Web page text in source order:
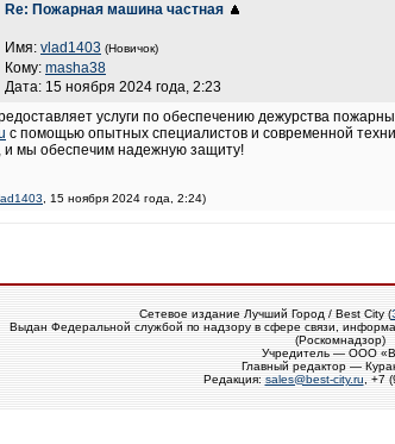
Re: Пожарная машина частная
Имя: vlad1403 (Новичок)
Кому: masha38
Дата: 15 ноября 2024 года, 2:23
услуги по обеспечению дежурства
с помощью опытных специалистов и современной
и мы обеспечим надежную защиту!
, 15 ноября 2024 года, 2:24)
Сетевое издание Лучший Город / Best City (
Выдан Федеральной службой по надзору в сфере связи,
(Роскомнадзор)
Учредитель — ООО
Главный редактор —
Редакция: sales@best-city.ru , +7